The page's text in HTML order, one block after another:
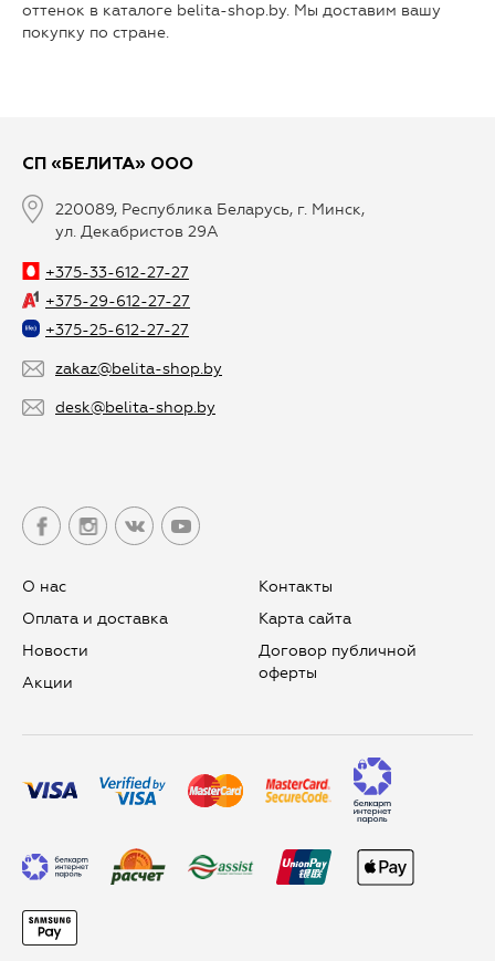
оттенок в каталоге belita-shop.by. Мы доставим вашу
покупку по стране.
СП «БЕЛИТА» ООО
220089, Республика Беларусь, г. Минск,
ул. Декабристов 29А
+375-33-612-27-27
+375-29-612-27-27
+375-25-612-27-27
zakaz@belita-shop.by
desk@belita-shop.by
О нас
Оплата и доставка
Новости
Aкции
Контакты
Карта сайта
Договор публичной
оферты